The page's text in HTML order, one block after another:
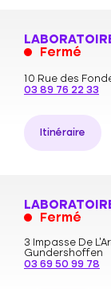
Fermé
10 Rue des
03 89 76 22 33
Itinéraire
Fermé
3 Impasse De
Gundershoffen
03 69 50 99 78